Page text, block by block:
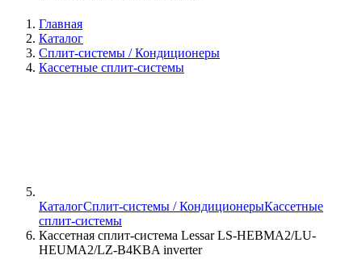
Главная
Каталог
Сплит-системы / Кондиционеры
Кассетные сплит-системы
КаталогСплит-системы / КондиционерыКассетные
сплит-системы
Кассетная сплит-система Lessar LS-HEBMA2/LU-
HEUMA2/LZ-B4KBA inverter